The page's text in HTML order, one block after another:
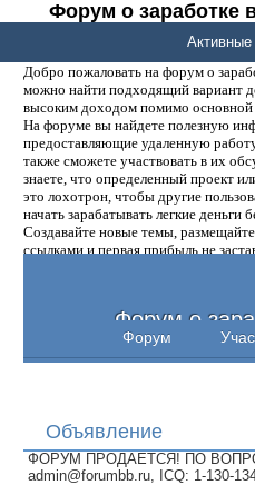
Форум о заработке
Добро пожаловать на форум о
можно найти подходящий вариант
высоким доходом помимо основной
На форуме вы найдете полезную
предоставляющие удаленную
также сможете участвовать в их
знаете, что определенный проект
это лохотрон, чтобы другие
начать зарабатывать легкие
Создавайте новые темы,
ссылками и первая прибыль не
Форум о
Форум
Объявление
ФОРУМ ПРОДАЕТСЯ! ПО
admin@forumbb.ru, ICQ: 1-130-